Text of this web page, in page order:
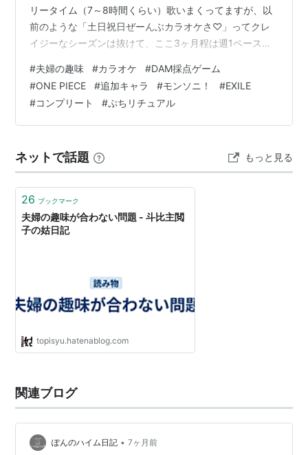
リータイム（7～8時間くらい）歌いまくってますが、以
前のような「土日祝日ぜーんぶカラオケさ♡」ってクレ
イジーなシーズンは抜けて、ここ3ヶ月程は週1ペース
ず、DAMのアプリ「デンモク」での採点を楽しんでおり
まして…現時点での今年の採点記録（↓）これまた相変わ
らず、ウマくはないけどなぜかDAM様に愛される "点取
り虫" 状態です (^▽^;) 歌った数が361回と、ほぼ毎週末
計上…
#夫婦の趣味 #カラオケ #DAM採点ゲーム
#ONE PIECE #追加キャラ #モンソニ！ #EXILE
#コンプリート #ぷちリチュアル
ネットで話題 もっと見る
26 ブックマーク
夫婦の趣味が合わない問題 - 斗比主閲
子の姑日記
topisyu.hatenablog.com
関連ブログ
ぽんのハイム日記 • 7ヶ月前